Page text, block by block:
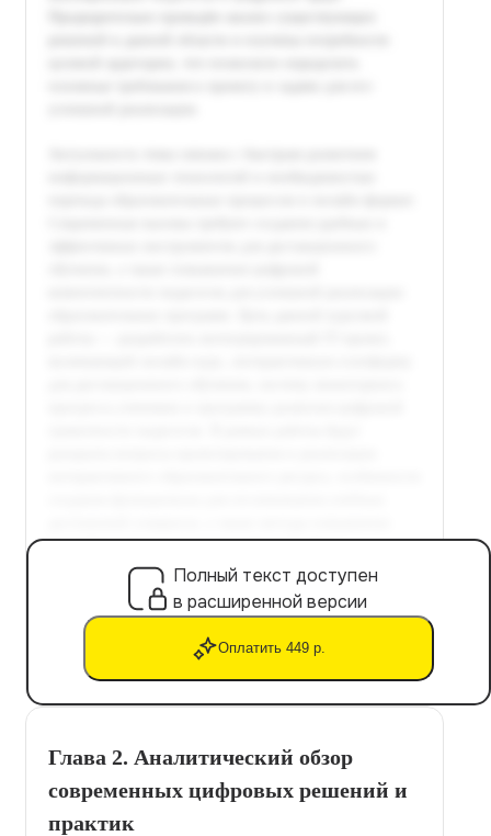
Полный текст доступен
в расширенной версии
Оплатить 449 р.
Глава 2. Аналитический обзор
современных цифровых решений и
практик